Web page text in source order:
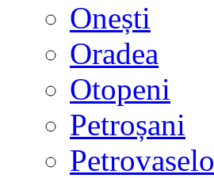
Onești
Oradea
Otopeni
Petroșani
Petrovaselo